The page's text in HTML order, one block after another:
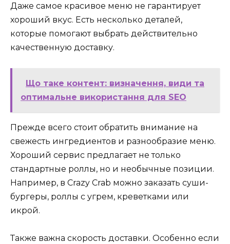
Даже самое красивое меню не гарантирует
хороший вкус. Есть несколько деталей,
которые помогают выбрать действительно
качественную доставку.
Що таке контент: визначення, види та
оптимальне використання для SEO
Прежде всего стоит обратить внимание на
свежесть ингредиентов и разнообразие меню.
Хороший сервис предлагает не только
стандартные роллы, но и необычные позиции.
Например, в Crazy Crab можно заказать суши-
бургеры, роллы с угрем, креветками или
икрой.
Также важна скорость доставки. Особенно если